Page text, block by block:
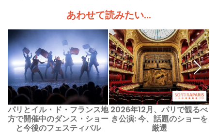
あわせて読みたい...
パリとイル・ド・フランス地
方で開催中のダンス・ショー
と今後のフェスティバル
2026年12月、パリで観るべ
き公演: 今、話題のショーを
厳選